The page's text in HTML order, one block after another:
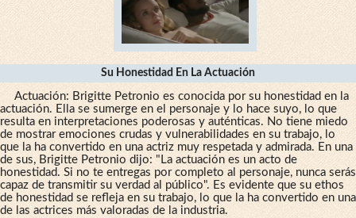
Su Honestidad En La Actuación
Actuación: Brigitte Petronio es conocida por su honestidad en la
actuación. Ella se sumerge en el personaje y lo hace suyo, lo que
resulta en interpretaciones poderosas y auténticas. No tiene miedo
de mostrar emociones crudas y vulnerabilidades en su trabajo, lo
que la ha convertido en una actriz muy respetada y admirada. En una
de sus, Brigitte Petronio dijo: "La actuación es un acto de
honestidad. Si no te entregas por completo al personaje, nunca serás
capaz de transmitir su verdad al público". Es evidente que su ethos
de honestidad se refleja en su trabajo, lo que la ha convertido en una
de las actrices más valoradas de la industria.